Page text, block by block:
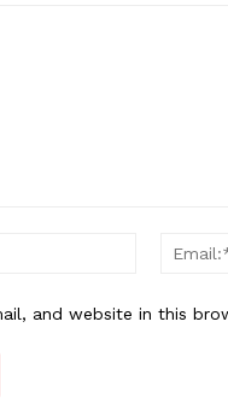
Name:*
and website in this